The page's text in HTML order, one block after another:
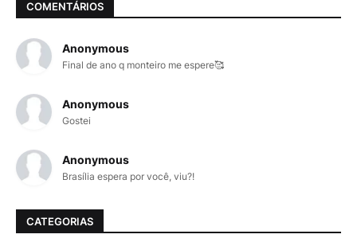
COMENTÁRIOS
Anonymous
Final de ano q monteiro me espere🥰
Anonymous
Gostei
Anonymous
Brasília espera por você, viu?!
CATEGORIAS